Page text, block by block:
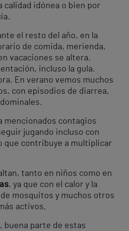
calidad idónea o bien por
el resto del año, en la
de comida, merienda,
vacaciones se altera.
incluso la gula.
En verano vemos muchos
con episodios de diarrea,
mencionados contagios
jugando incluso con
que contribuye a multiplicar
tanto en niños como en
, ya que con el calor y la
de mosquitos y muchos otros
activos.
buena parte de estas